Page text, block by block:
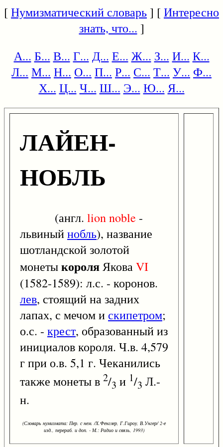
[Нумизматический словарь] [Интересно
знать, что... ]
А... Б... В... Г... Д... Е... Ж... З... И... К...
Л... М... Н... О... П... Р... С... Т... У... Ф...
Х... Ц... Ч... Ш... Э... Ю... Я...
ЛАЙЕН-
НОБЛЬ
(англ. lionnoble -
львиныйнобль), название
шотландской золотой
монетыкороляЯковаVI
(1582-1589): л.с. - коронов.
лев, стоящий на задних
лапах, с мечом и скипетром;
о.с. - крест, образованный из
инициалов короля. Ч.в. 4,579
г при о.в. 5,1 г. Чеканились
также монеты в 2/3 и 1/3 Л.-
н.
(Словарь нумизмата: Пер. с нем. /Х.Фенглер, Г.Гироу, В.Унгер/ 2-е
изд., перераб. и доп. - М.: Радио и связь, 1993)